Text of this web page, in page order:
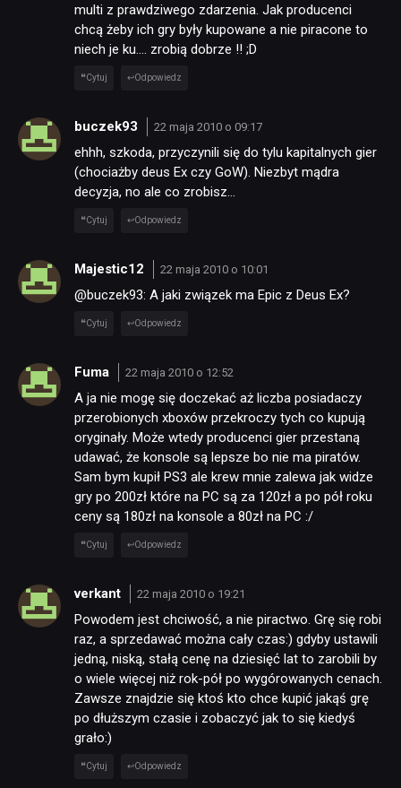
multi z prawdziwego zdarzenia. Jak producenci
chcą żeby ich gry były kupowane a nie piracone to
niech je ku…. zrobią dobrze !! ;D
Cytuj Odpowiedz
buczek93 22 maja 2010 o 09:17
ehhh, szkoda, przyczynili się do tylu kapitalnych gier
(chociażby deus Ex czy GoW). Niezbyt mądra
decyzja, no ale co zrobisz…
Cytuj Odpowiedz
Majestic12 22 maja 2010 o 10:01
@buczek93: A jaki związek ma Epic z Deus Ex?
Cytuj Odpowiedz
Fuma 22 maja 2010 o 12:52
A ja nie mogę się doczekać aż liczba posiadaczy
przerobionych xboxów przekroczy tych co kupują
oryginały. Może wtedy producenci gier przestaną
udawać, że konsole są lepsze bo nie ma piratów.
Sam bym kupił PS3 ale krew mnie zalewa jak widze
gry po 200zł które na PC są za 120zł a po pół roku
ceny są 180zł na konsole a 80zł na PC :/
Cytuj Odpowiedz
verkant 22 maja 2010 o 19:21
Powodem jest chciwość, a nie piractwo. Grę się robi
raz, a sprzedawać można cały czas:) gdyby ustawili
jedną, niską, stałą cenę na dziesięć lat to zarobili by
o wiele więcej niż rok-pół po wygórowanych cenach.
Zawsze znajdzie się ktoś kto chce kupić jakąś grę
po dłuższym czasie i zobaczyć jak to się kiedyś
grało:)
Cytuj Odpowiedz